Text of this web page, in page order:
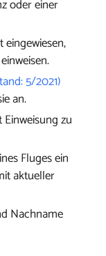
oder einer
eingewiesen,
5/2021)
an.
zu
Fluges ein
aktueller
Nachname